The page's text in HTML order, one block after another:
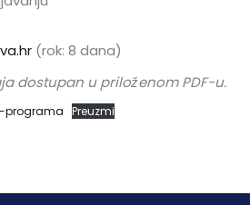
(rok: 8 dana)
dostupan u priloženom PDF-u.
programa Preuzmi